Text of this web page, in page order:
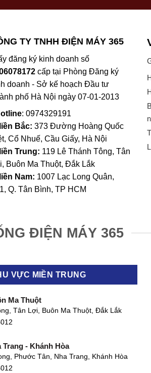
TY TNHH ĐIỆN MÁY 365
đăng ký kinh doanh số
cấp tại Phòng Đăng ký
doanh - Sở kế hoạch Đầu tư
phố Hà Nội ngày 07-01-2013
: 0974329191
Bắc: 373 Đường Hoàng Quốc
Cổ Nhuế, Cầu Giấy, Hà Nội
Trung: 119 Lê Thánh Tông, Tân
Buôn Ma Thuột, Đắk Lắk
Nam: 1007 Lạc Long Quân,
Q. Tân Bình, TP HCM
ĐIỆN MÁY 365
VỰC MIỀN TRUNG
Ma Thuột
Tân Lợi, Buôn Ma Thuột, Đắk Lắk
- Khánh Hòa
Phước Tân, Nha Trang, Khánh Hòa